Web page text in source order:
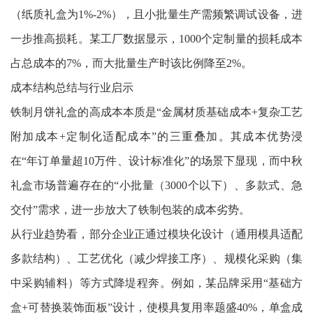
（纸质礼盒为1%-2%），且小批量生产需频繁调试设备，进
一步推高损耗。某工厂数据显示，1000个定制量的损耗成本
占总成本的7%，而大批量生产时该比例降至2%。
成本结构总结与行业启示
铁制月饼礼盒的高成本本质是“金属材质基础成本+复杂工艺
附加成本+定制化适配成本”的三重叠加。其成本优势浸
在“年订单量超10万件、设计标准化”的场景下显现，而中秋
礼盒市场普遍存在的“小批量（3000个以下）、多款式、急
交付”需求，进一步放大了铁制包装的成本劣势。
从行业趋势看，部分企业正通过模块化设计（通用模具适配
多款结构）、工艺优化（减少焊接工序）、规模化采购（集
中采购辅料）等方式降堤程奔。例如，某品牌采用“基础方
盒+可替换装饰面板”设计，使模具复用率题盛40%，单盒成